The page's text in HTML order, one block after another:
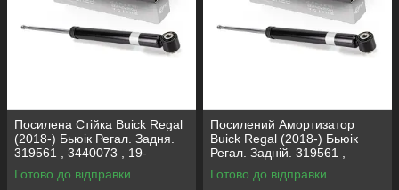
Посилена Стійка Buick Regal
(2018-) Бьюік Регал. Задня.
319561 , 3440073 , 19-
280615. KOREA Аксусс!
Готово до відправки
Посилений Амортизатор
Buick Regal (2018-) Бьюік
Регал. Задній. 319561 ,
3440073 , 19-280615. KOREA
Аксусс!
Готово до відправки